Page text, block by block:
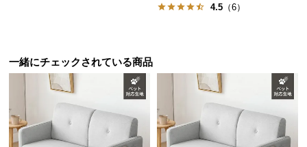
4.5 （6）
一緒にチェックされている商品